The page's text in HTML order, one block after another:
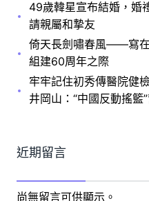
49歲韓星宣布結婚，婚
請親屬和摯友
倚天長劍嘯春風——寫
組建60周年之際
牢牢記住初秀傳醫院健
井岡山：“中國反動搖籃
近期留言
尚無留言可供顯示。